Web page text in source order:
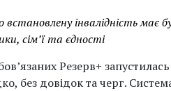
інвалідність
сім’ї та єдності
Резерв+
без довідок та черг.